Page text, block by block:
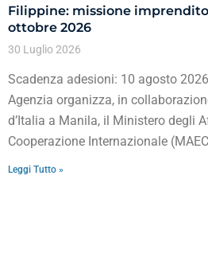
Filippine: missione
ottobre 2026
30 Luglio 2026
Scadenza adesioni: 10 agosto
Agenzia organizza, in
d’Italia a Manila, il Ministero degli
Cooperazione Internazionale
Leggi Tutto »